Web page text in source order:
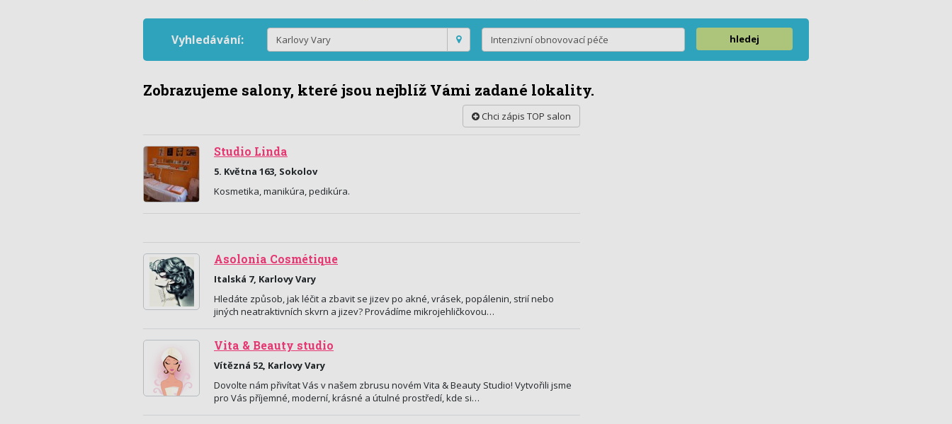
Vyhledávání: hledej
Zobrazujeme salony, které jsou nejblíž Vámi zadané lokality.
Chci zápis TOP salon
Studio Linda
5. Května 163, Sokolov
Kosmetika, manikúra, pedikúra.
Asolonia Cosmétique
Italská 7, Karlovy Vary
Hledáte způsob, jak léčit a zbavit se jizev po akné, vrásek, popálenin, strií nebo
jiných neatraktivních skvrn a jizev? Provádíme mikrojehličkovou…
Vita & Beauty studio
Vítězná 52, Karlovy Vary
Dovolte nám přivítat Vás v našem zbrusu novém Vita & Beauty Studio! Vytvořili jsme
pro Vás příjemné, moderní, krásné a útulné prostředí, kde si…